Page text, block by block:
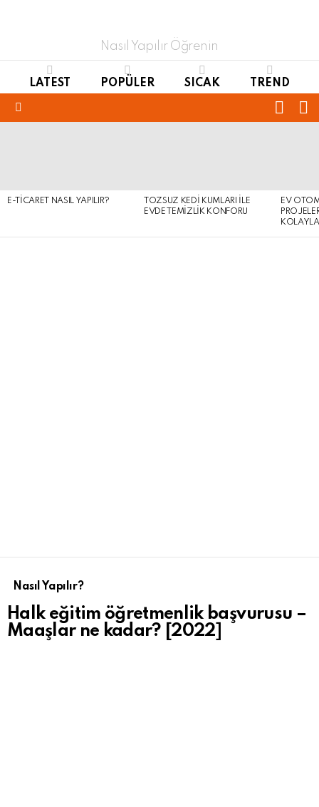
Nasıl Yapılır Öğrenin
LATEST POPÜLER SICAK TREND
E-TICARET NASIL YAPILIR?
TOZSUZ KEDI KUMLARI ILE
EVDE TEMIZLIK KONFORU
EV
Nasıl Yapılır?
Halk eğitim öğretmenlik başvurusu –
Maaşlar ne kadar? [2022]